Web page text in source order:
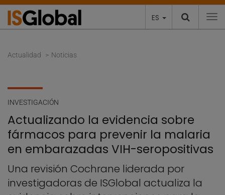
ES
Actualidad Noticias
INVESTIGACIÓN
Actualizando la evidencia sobre
fármacos para prevenir la malaria
en embarazadas VIH-seropositivas
Una revisión Cochrane liderada por
investigadoras de ISGlobal actualiza la